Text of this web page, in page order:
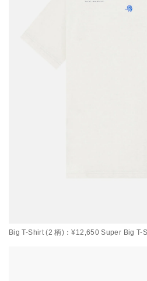
Big T-Shirt (2 柄)：¥12,650 Super Big T-